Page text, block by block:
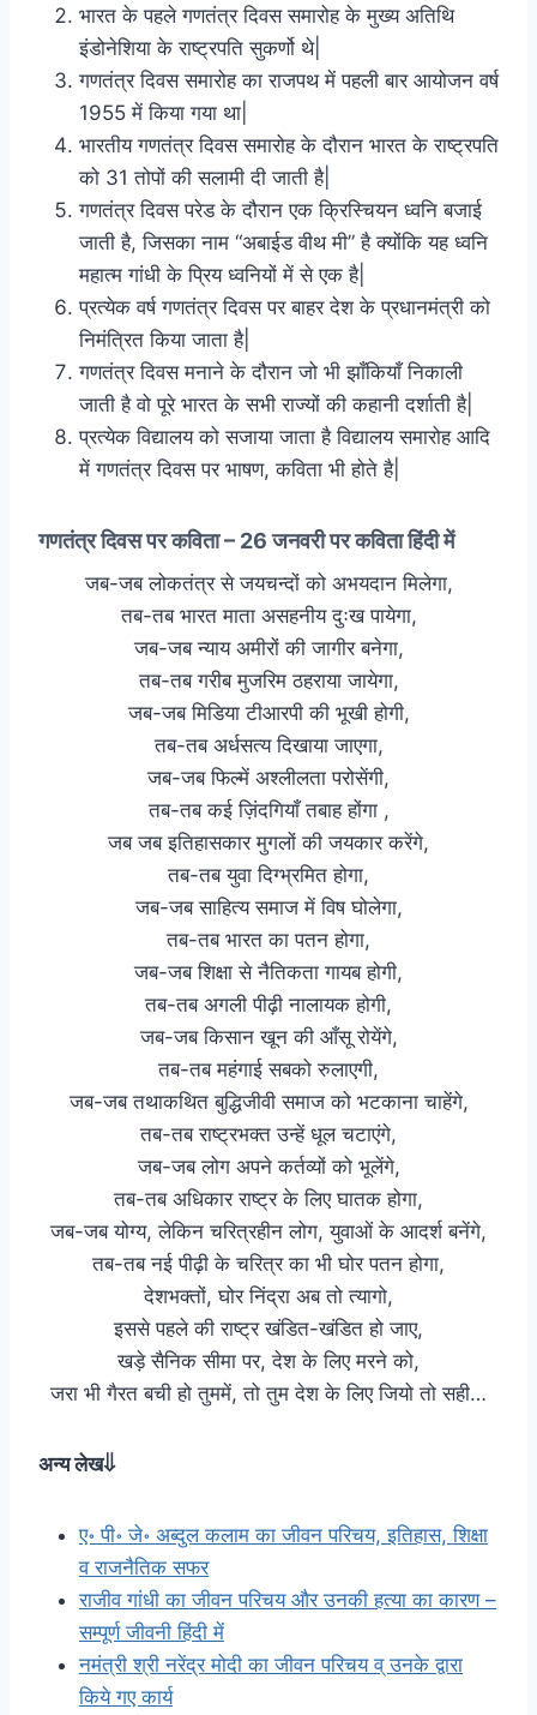
भारत के पहले गणतंत्र दिवस समारोह के मुख्य अतिथि
इंडोनेशिया के राष्ट्रपति सुकर्णो थे|
गणतंत्र दिवस समारोह का राजपथ में पहली बार आयोजन वर्ष
1955 में किया गया था|
भारतीय गणतंत्र दिवस समारोह के दौरान भारत के राष्ट्रपति
को 31 तोपों की सलामी दी जाती है|
गणतंत्र दिवस परेड के दौरान एक क्रिस्चियन ध्वनि बजाई
जाती है, जिसका नाम “अबाईड वीथ मी” है क्योंकि यह ध्वनि
महात्म गांधी के प्रिय ध्वनियों में से एक है|
प्रत्येक वर्ष गणतंत्र दिवस पर बाहर देश के प्रधानमंत्री को
निमंत्रित किया जाता है|
गणतंत्र दिवस मनाने के दौरान जो भी झाँकियाँ निकाली
जाती है वो पूरे भारत के सभी राज्यों की कहानी दर्शाती है|
प्रत्येक विद्यालय को सजाया जाता है विद्यालय समारोह आदि
में गणतंत्र दिवस पर भाषण, कविता भी होते है|
गणतंत्र दिवस पर कविता – 26 जनवरी पर कविता हिंदी में
जब-जब लोकतंत्र से जयचन्दों को अभयदान मिलेगा,
तब-तब भारत माता असहनीय दुःख पायेगा,
जब-जब न्याय अमीरों की जागीर बनेगा,
तब-तब गरीब मुजरिम ठहराया जायेगा,
जब-जब मिडिया टीआरपी की भूखी होगी,
तब-तब अर्धसत्य दिखाया जाएगा,
जब-जब फिल्में अश्लीलता परोसेंगी,
तब-तब कई ज़िंदगियाँ तबाह होंगा ,
जब जब इतिहासकार मुगलों की जयकार करेंगे,
तब-तब युवा दिग्भ्रमित होगा,
जब-जब साहित्य समाज में विष घोलेगा,
तब-तब भारत का पतन होगा,
जब-जब शिक्षा से नैतिकता गायब होगी,
तब-तब अगली पीढ़ी नालायक होगी,
जब-जब किसान खून की आँसू रोयेंगे,
तब-तब महंगाई सबको रुलाएगी,
जब-जब तथाकथित बुद्धिजीवी समाज को भटकाना चाहेंगे,
तब-तब राष्ट्रभक्त उन्हें धूल चटाएंगे,
जब-जब लोग अपने कर्तव्यों को भूलेंगे,
तब-तब अधिकार राष्ट्र के लिए घातक होगा,
जब-जब योग्य, लेकिन चरित्रहीन लोग, युवाओं के आदर्श बनेंगे,
तब-तब नई पीढ़ी के चरित्र का भी घोर पतन होगा,
देशभक्तों, घोर निंद्रा अब तो त्यागो,
इससे पहले की राष्ट्र खंडित-खंडित हो जाए,
खड़े सैनिक सीमा पर, देश के लिए मरने को,
जरा भी गैरत बची हो तुममें, तो तुम देश के लिए जियो तो सही…
अन्य लेख⇓
ए॰ पी॰ जे॰ अब्दुल कलाम का जीवन परिचय, इतिहास, शिक्षा
व राजनैतिक सफर
राजीव गांधी का जीवन परिचय और उनकी हत्या का कारण –
सम्पूर्ण जीवनी हिंदी में
नमंत्री श्री नरेंद्र मोदी का जीवन परिचय व् उनके द्वारा
किये गए कार्य